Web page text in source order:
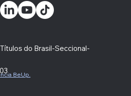
BeUp.
do Brasil-Seccional-